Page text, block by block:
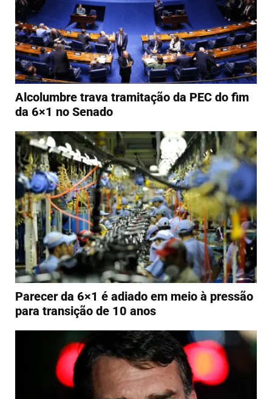
Alcolumbre trava tramitação da PEC do fim
da 6×1 no Senado
Parecer da 6×1 é adiado em meio à pressão
para transição de 10 anos